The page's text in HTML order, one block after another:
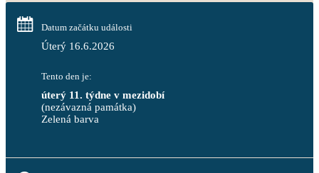
Datum začátku události
Úterý 16.6.2026
Tento den je:
úterý 11. týdne v mezidobí
(nezávazná památka)
Zelená barva